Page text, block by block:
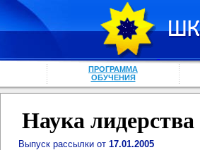
ПРОГРАММА
ОБУЧЕНИЯ
Наука лидерства
Выпуск рассылки от 17.01.2005